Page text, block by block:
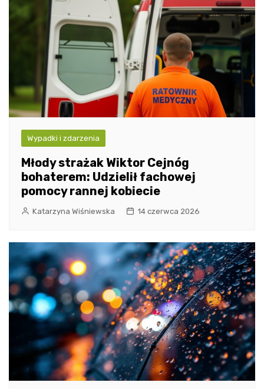
Wypadki i zdarzenia
Młody strażak Wiktor Cejnóg
bohaterem: Udzielił fachowej
pomocy rannej kobiecie
Katarzyna Wiśniewska 14 czerwca 2026